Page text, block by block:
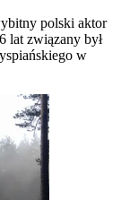
polski aktor
lat związany był
w